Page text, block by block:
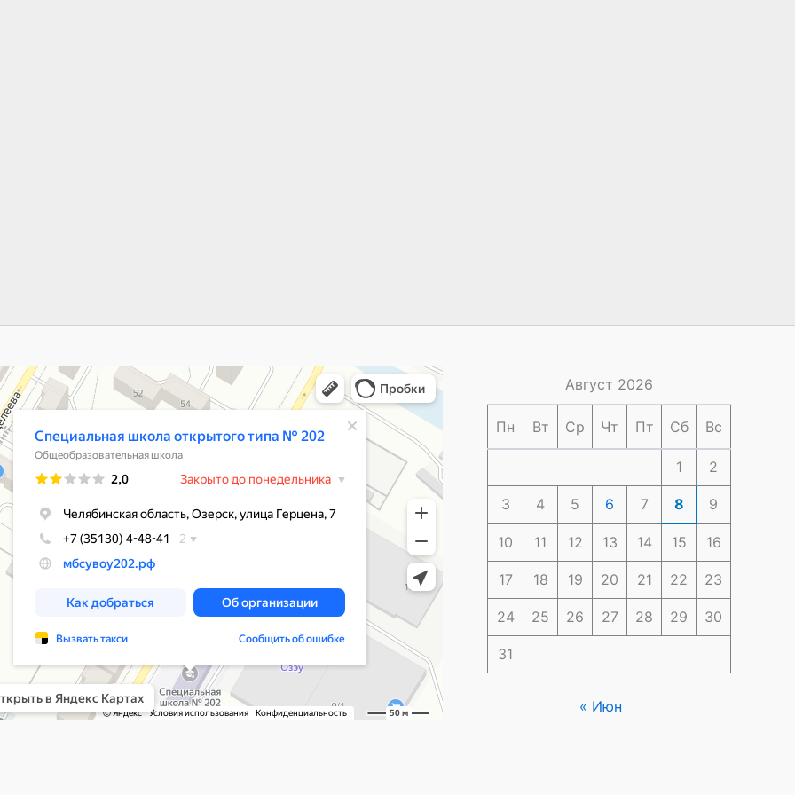
школа открытого типа № 202
школа в Озёрске
Август 2026
Пн Вт Ср Чт Пт Сб Вс
1 2
3 4 5 6 7 8 9
10 11 12 13 14 15 16
17 18 19 20 21 22 23
24 25 26 27 28 29 30
31
« Июн